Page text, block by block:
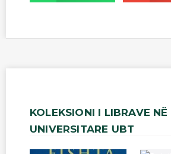
KOLEKSIONI I LIBRAVE NË
UNIVERSITARE UBT